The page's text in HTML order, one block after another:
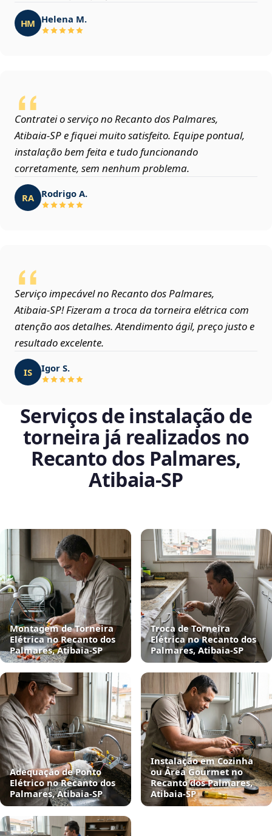
HM Helena M.
Contratei o serviço no Recanto dos Palmares,
Atibaia‑SP e fiquei muito satisfeito. Equipe pontual,
instalação bem feita e tudo funcionando
corretamente, sem nenhum problema.
RA Rodrigo A.
Serviço impecável no Recanto dos Palmares,
Atibaia‑SP! Fizeram a troca da torneira elétrica com
atenção aos detalhes. Atendimento ágil, preço justo e
resultado excelente.
IS Igor S.
Serviços de instalação de
torneira já realizados no
Recanto dos Palmares,
Atibaia‑SP
Montagem de Torneira
Elétrica no Recanto dos
Palmares, Atibaia‑SP
Troca de Torneira
Elétrica no Recanto dos
Palmares, Atibaia‑SP
Adequação de Ponto
Elétrico no Recanto dos
Palmares, Atibaia‑SP
Instalação em Cozinha
ou Área Gourmet no
Recanto dos Palmares,
Atibaia‑SP